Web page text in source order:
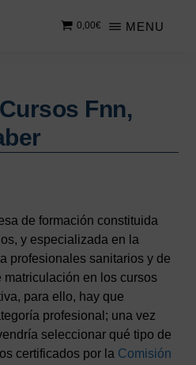
MENU
0,00€
Fnn,
de formación constituida
y especializada en la
profesionales sanitarios y de
en los cursos
para ello, hay que
profesional; una vez
seleccionar qué tipo de
certificados por la Comisión